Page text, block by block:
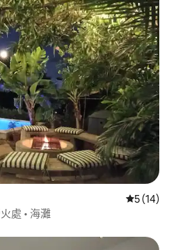
從 14 則
5 (14)
處 • 海灘